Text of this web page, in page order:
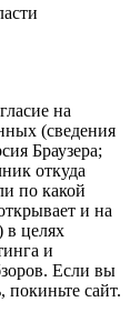
на
(сведения
Браузера;
откуда
по какой
и на
в целях
и
Если вы
сайт.